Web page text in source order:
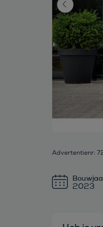
Advertentienr:
2023